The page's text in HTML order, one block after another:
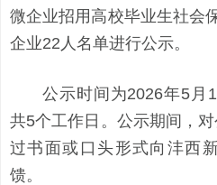
微企业招用高校毕业生社会
企业22人名单进行公示。
公示时间为2026年5月
共5个工作日。公示期间，
过书面或口头形式向沣西
馈。